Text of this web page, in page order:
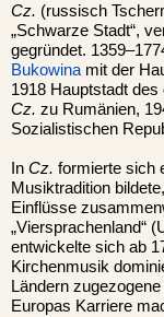
Cz. (russisch
„Schwarze Stadt“,
gegründet.
Bukowina mit der
1918 Hauptstadt
Cz. zu Rumänien,
Sozialistischen
In Cz. formierte sich
Musiktradition
Einflüsse
„Viersprachenland“
entwickelte sich ab
Kirchenmusik
Ländern
Europas Karriere